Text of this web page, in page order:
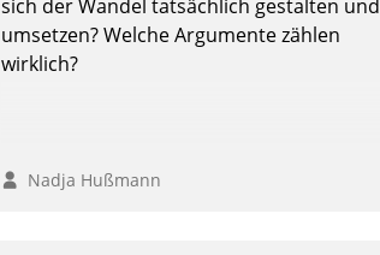
Nadja Hußmann
sich der Wandel tatsächlich gestalten und
umsetzen? Welche Argumente zählen
wirklich?
Nadja Hußmann